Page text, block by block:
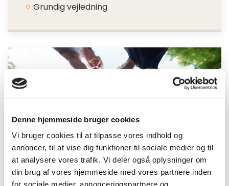
Denne hjemmeside bruger cookies
Vi bruger cookies til at tilpasse vores indhold og
annoncer, til at vise dig funktioner til sociale medier og til
at analysere vores trafik. Vi deler også oplysninger om
din brug af vores hjemmeside med vores partnere inden
for sociale medier, annonceringspartnere og
Grundig vejledning
I gang, få hjælp, spørgsmål
mv.?
Du er altid velkommen til at kontakte os, hvis
du vil vide hvordan vi kan hjælpe dig.
Find nærmeste BeneFiT